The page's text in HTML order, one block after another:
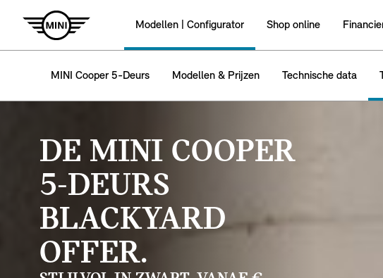
Modellen | Configurator Shop online
MINI Cooper 5-Deurs Modellen & Prijzen Technische data
DE MINI COOPER
5-DEURS
BLACKYARD
OFFER.